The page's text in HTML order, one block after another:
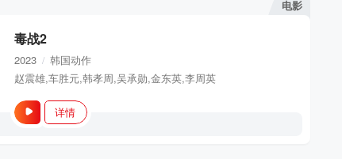
电影
毒战2
2023 / 韩国动作
赵震雄,车胜元,韩孝周,吴承勋,金东英,李周英
详情